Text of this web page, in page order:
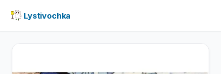
Lystivochka